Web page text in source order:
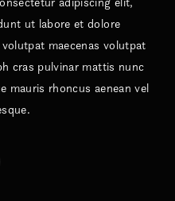
ut labore et dolore
maecenas volutpat
cras pulvinar mattis nunc
mauris rhoncus aenean vel